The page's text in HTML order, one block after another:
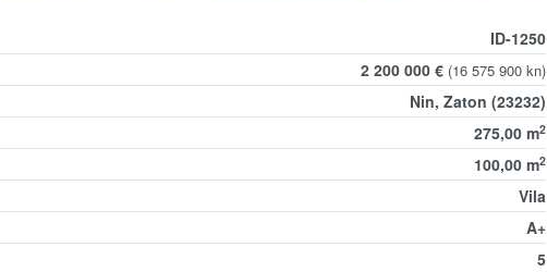
ID-1250
2 200 000 € (16 575 900 kn)
Nin, Zaton (23232)
275,00 m2
100,00 m2
Vila
A+
5